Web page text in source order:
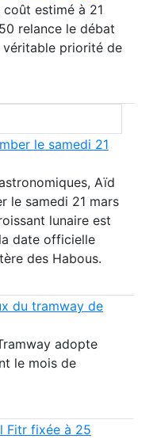
estimé à 21
relance le débat
véritable priorité de
le samedi 21
Aïd
le samedi 21 mars
lunaire est
date officielle
des Habous.
du tramway de
adopte
le mois de
Fitr fixée à 25